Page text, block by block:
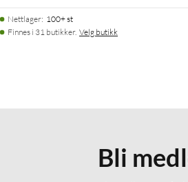
Nettlager: 100+ st
Finnes i 31 butikker. Velg butikk
Bli